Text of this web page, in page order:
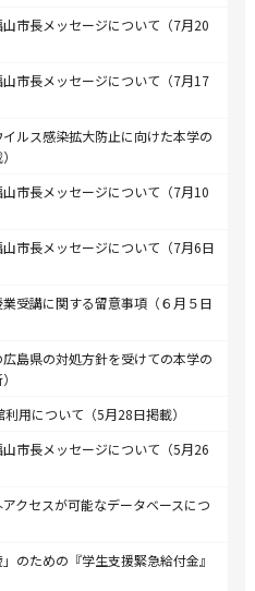
山市長メッセージについて（7月20
山市長メッセージについて（7月17
イルス感染拡大防止に向けた本学の
山市長メッセージについて（7月10
山市長メッセージについて（7月6日
業受講に関する留意事項（６月５日
広島県の対処方針を受けての本学の
用について（5月28日掲載）
山市長メッセージについて（5月26
クセスが可能なデータベースにつ
のための『学生支援緊急給付金』